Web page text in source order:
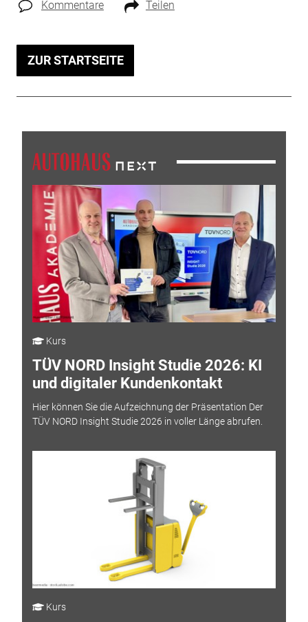
Kommentare Teilen
ZUR STARTSEITE
Kurs
TÜV NORD Insight Studie 2026: KI
und digitaler Kundenkontakt
Hier können Sie die Aufzeichnung der Präsentation Der
TÜV NORD Insight Studie 2026 in voller Länge abrufen.
Kurs